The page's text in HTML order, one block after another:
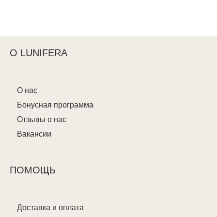
О LUNIFERA
О нас
Бонусная программа
Отзывы о нас
Вакансии
ПОМОЩЬ
Доставка и оплата